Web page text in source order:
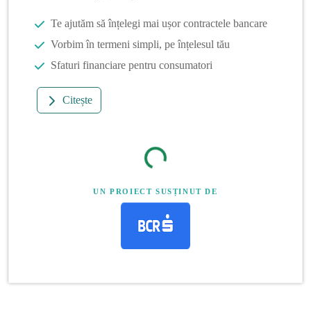
Te ajutăm să înțelegi mai ușor contractele bancare
Vorbim în termeni simpli, pe înțelesul tău
Sfaturi financiare pentru consumatori
Citește
UN PROIECT SUSȚINUT DE